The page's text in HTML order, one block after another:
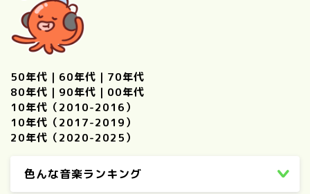
50年代 ｜ 60年代 ｜ 70年代
80年代 ｜ 90年代 ｜ 00年代
10年代（2010-2016）
10年代（2017-2019）
20年代（2020-2025）
色んな音楽ランキング